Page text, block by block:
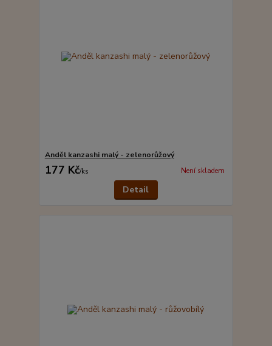
Anděl kanzashi malý - zelenorůžový
177 Kč/ks Není skladem
Detail